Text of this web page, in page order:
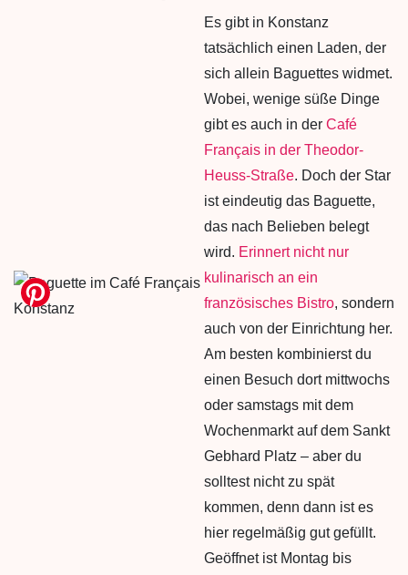
Es gibt in Konstanz
tatsächlich einen Laden, der
sich allein Baguettes widmet.
Wobei, wenige süße Dinge
gibt es auch in der Café
Français in der Theodor-
Heuss-Straße. Doch der Star
ist eindeutig das Baguette,
das nach Belieben belegt
wird. Erinnert nicht nur
kulinarisch an ein
französisches Bistro, sondern
auch von der Einrichtung her.
Am besten kombinierst du
einen Besuch dort mittwochs
oder samstags mit dem
Wochenmarkt auf dem Sankt
Gebhard Platz – aber du
solltest nicht zu spät
kommen, denn dann ist es
hier regelmäßig gut gefüllt.
Geöffnet ist Montag bis